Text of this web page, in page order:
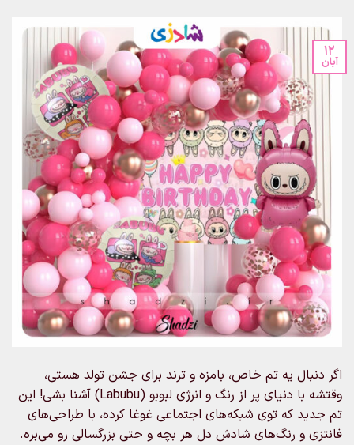
12
آبان
اگر دنبال یه تم خاص، بامزه و ترند برای جشن تولد هستی،
وقتشه با دنیای پر از رنگ و انرژی لبوبو (Labubu) آشنا بشی! این
تم جدید که توی شبکه‌های اجتماعی غوغا کرده، با طراحی‌های
فانتزی و رنگ‌های شادش دل هر بچه و حتی بزرگسالی رو می‌بره.